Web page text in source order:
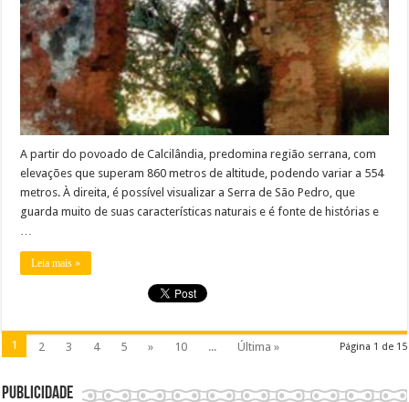
A partir do povoado de Calcilândia, predomina região serrana, com
elevações que superam 860 metros de altitude, podendo variar a 554
metros. À direita, é possível visualizar a Serra de São Pedro, que
guarda muito de suas características naturais e é fonte de histórias e
Leia mais »
Página 1 de 15
1 2 3 4 5 » 10 ... Última »
Publicidade